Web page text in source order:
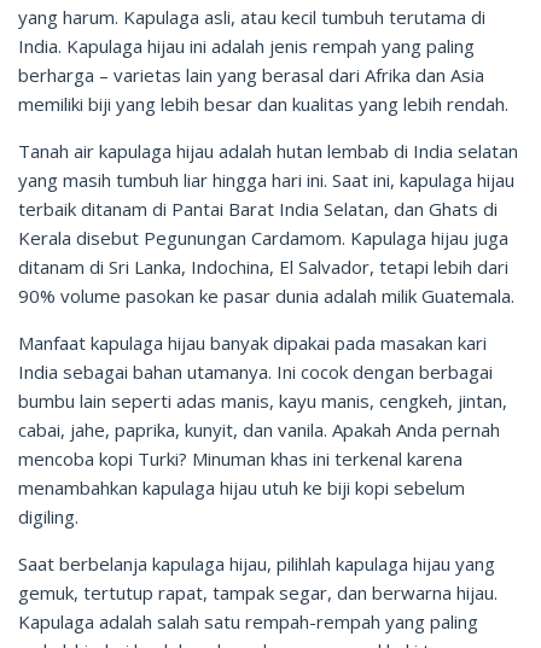
yang harum. Kapulaga asli, atau kecil tumbuh terutama di
India. Kapulaga hijau ini adalah jenis rempah yang paling
berharga – varietas lain yang berasal dari Afrika dan Asia
memiliki biji yang lebih besar dan kualitas yang lebih rendah.
Tanah air kapulaga hijau adalah hutan lembab di India selatan
yang masih tumbuh liar hingga hari ini. Saat ini, kapulaga hijau
terbaik ditanam di Pantai Barat India Selatan, dan Ghats di
Kerala disebut Pegunungan Cardamom. Kapulaga hijau juga
ditanam di Sri Lanka, Indochina, El Salvador, tetapi lebih dari
90% volume pasokan ke pasar dunia adalah milik Guatemala.
Manfaat kapulaga hijau banyak dipakai pada masakan kari
India sebagai bahan utamanya. Ini cocok dengan berbagai
bumbu lain seperti adas manis, kayu manis, cengkeh, jintan,
cabai, jahe, paprika, kunyit, dan vanila. Apakah Anda pernah
mencoba kopi Turki? Minuman khas ini terkenal karena
menambahkan kapulaga hijau utuh ke biji kopi sebelum
digiling.
Saat berbelanja kapulaga hijau, pilihlah kapulaga hijau yang
gemuk, tertutup rapat, tampak segar, dan berwarna hijau.
Kapulaga adalah salah satu rempah-rempah yang paling